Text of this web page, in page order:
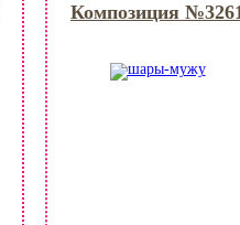
Композиция